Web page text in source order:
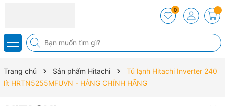
0
Trang chủ Sản phẩm Hitachi
Tủ lạnh Hitachi Inverter 240
lít HRTN5255MFUVN - HÀNG CHÍNH HÃNG